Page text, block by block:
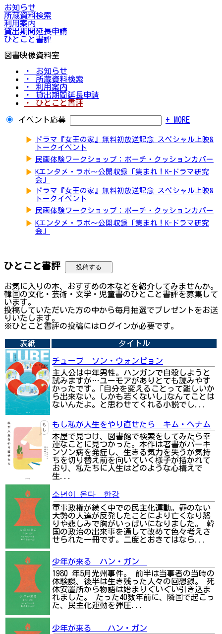
お知らせ
所蔵資料検索
利用案内
貸出期間延長申請
ひとこと書評
図書映像資料室
・ お知らせ
・ 所蔵資料検索
・ 利用案内
・ 貸出期間延長申請
・ ひとこと書評
イベント応募 + MORE
▶
ドラマ『女王の家』無料初放送記念 スペシャル上映&
トークイベント
▶ 民画体験ワークショップ：ポーチ・クッションカバー
▶ Kエンタメ・ラボ～公開収録「集まれ！K-ドラマ研究
会」
▶
ドラマ『女王の家』無料初放送記念 スペシャル上映&
トークイベント
▶ 民画体験ワークショップ：ポーチ・クッションカバー
▶ Kエンタメ・ラボ～公開収録「集まれ！K-ドラマ研究
会」
ひとこと書評 投稿する
お気に入りの本、おすすめの本などを紹介してみませんか。
韓国の文化・芸術・文学・児童書のひとこと書評を募集して
います。
投稿していただいた方の中から毎月抽選でプレゼントをお送
りいたします。
※ひとこと書評の投稿にはログインが必要です。
表紙 タイトル
チューブ ソン・ウォンピョン
主人公は中年男性。ハンガンで自殺しようと
試みますが…ユーモアがありとても読みやす
かったです。｢自分を変えることって難しいか
ら出来ない。しかも若くないし｣なんてことは
ないんだよ。と思わせてくれる小説でし...
もし私が人生をやり直せたら キム・へナム
本屋で見つけ、図書館で検索をしてみたら幸
運なことに見つかった。本作は著書がパーキ
ンソン病を発症し、生きる気力を失うが気持
ちを切り替え前を向いていく様子が描かれて
おり、私たちに人生はどのような心構えで
生...
소년이 온다 한강
軍事政権が続く中での民主化運動。罪のない
大勢の人達が反発したことにより亡くなり怒
りや悲しみで胸がいっぱいになりました。 韓
国の政治の出来事を通して改めて色々考えさ
せられた一冊です。二度とおきてはなら...
少年が来る ハン・ガン
1980 年5月光州事件。 前半は当事者の当時の
体験談、後半は生き残った人々の回想録。 死
体安置所から物語は始まりぐいぐい引き込ま
れました。 たった40数年前に、隣国で起こっ
た、民主化運動を弾圧...
少年が来る ハン・ガン